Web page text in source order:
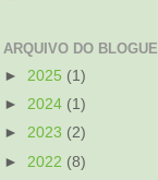
ARQUIVO DO BLOGUE
► 2025 (1)
► 2024 (1)
► 2023 (2)
► 2022 (8)